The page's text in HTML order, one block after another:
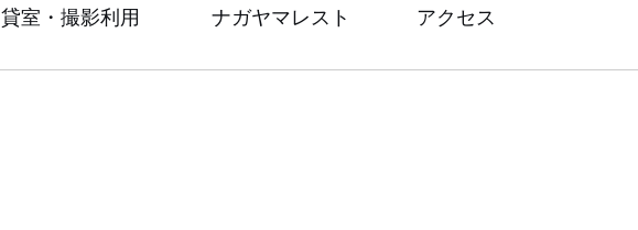
貸室・撮影利用 ナガヤマレスト アクセス